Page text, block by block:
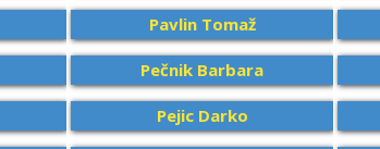
Pavlin Tomaž
Pečnik Barbara
Pejic Darko